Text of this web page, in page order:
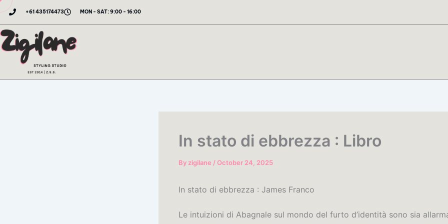
Skip
content
+61 435174473 MON - SAT: 9:00 - 16:00
In stato di ebbrezza : Libro
By zigilane /October 24, 2025
In stato di ebbrezza : James Franco
Le intuizioni di Abagnale sul mondo del furto d’identità sono sia